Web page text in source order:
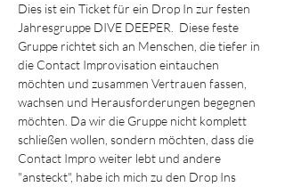
Dies ist ein Ticket für ein Drop In zur festen
Jahresgruppe DIVE DEEPER.  Diese feste
Gruppe richtet sich an Menschen, die tiefer in
die Contact Improvisation eintauchen
möchten und zusammen Vertrauen fassen,
wachsen und Herausforderungen begegnen
möchten. Da wir die Gruppe nicht komplett
schließen wollen, sondern möchten, dass die
Contact Impro weiter lebt und andere
"ansteckt", habe ich mich zu den Drop Ins